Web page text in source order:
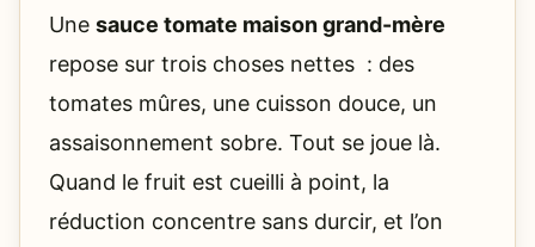
Une sauce tomate maison grand-mère
repose sur trois choses nettes : des
tomates mûres, une cuisson douce, un
assaisonnement sobre. Tout se joue là.
Quand le fruit est cueilli à point, la
réduction concentre sans durcir, et l’on